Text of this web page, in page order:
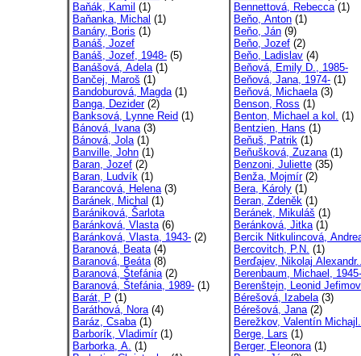
Baňák, Kamil (1)
Baňanka, Michal (1)
Banáry, Boris (1)
Banáš, Jozef
Banáš, Jozef, 1948- (5)
Banášová, Adela(1)
Bančej, Maroš (1)
Bandoburová, Magda(1)
Banga, Dezider(2)
Banksová, Lynne Reid (1)
Bánová, Ivana(3)
Bánová, Jola(1)
Banville, John (1)
Baran, Jozef (2)
Baran, Ludvík (1)
Barancová, Helena(3)
Baránek, Michal (1)
Barániková, Šarlota
Baránková, Vlasta(6)
Baránková, Vlasta, 1943- (2)
Baranová, Beata(4)
Baranová, Beáta(8)
Baranová, Štefánia(2)
Baranová, Štefánia, 1989- (1)
Barát, P (1)
Baráthová, Nora(4)
Baráz, Csaba(1)
Barborík, Vladimír(1)
Barborka, A. (1)
Bennettová, Rebecca(1)
Beňo, Anton (1)
Beňo, Ján (9)
Beňo, Jozef (2)
Beňo, Ladislav (4)
Beňová, Emily D., 1985-
Beňová, Jana, 1974- (1)
Beňová, Michaela(3)
Benson, Ross (1)
Benton, Michael a kol. (1)
Bentzien, Hans (1)
Beňuš, Patrik (1)
Beňušková, Zuzana(1)
Benzoni, Juliette (35)
Benža, Mojmír(2)
Bera, Károly (1)
Beran, Zdeněk (1)
Beránek, Mikuláš (1)
Beránková, Jitka(1)
Bercik Nitkulincová,
Bercovitch, P.N. (1)
Berďajev, Nikolaj
Berenbaum, Michael, 1945-
Berenštejn, Leonid
Bérešová, Izabela(3)
Bérešová, Jana(2)
Berežkov, Valentín
Berge, Lars (1)
Berger, Eleonora(1)